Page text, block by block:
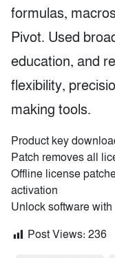
formulas,
Pivot. Used
education, and
flexibility,
making tools.
Product key
Patch removes all
Offline license
activation
Unlock software
Post Views: 236